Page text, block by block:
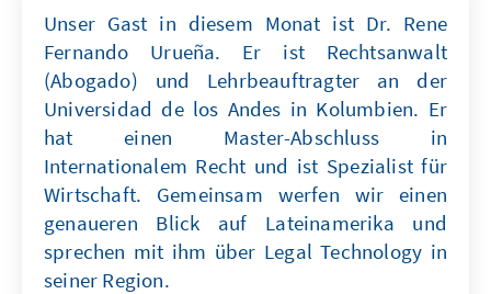
Unser Gast in diesem Monat ist Dr. Rene
Fernando Urueña. Er ist Rechtsanwalt
(Abogado) und Lehrbeauftragter an der
Universidad de los Andes in Kolumbien. Er
hat einen Master-Abschluss in
Internationalem Recht und ist Spezialist für
Wirtschaft. Gemeinsam werfen wir einen
genaueren Blick auf Lateinamerika und
sprechen mit ihm über Legal Technology in
seiner Region.